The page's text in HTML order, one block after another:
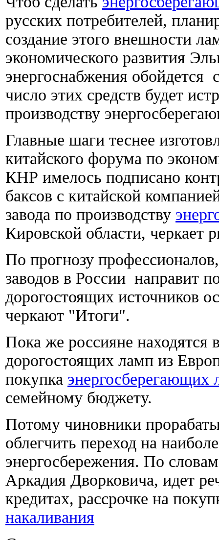
русских потребителей,
создание этого внешности
экономического развития
энергоснабжения обойдется
число этих средств будет
производству
Главные шаги теснее
китайского форума по
КНР имелось подписано
баксов с китайской
завода по производству
Кировской области, черкает
По прогнозу
заводов в России направит
дорогостоящих источников
черкают "Итоги".
Пока же россияне находятся
дорогостоящих ламп из
покупка энергосберегающих
семейному бюджету.
Потому чиновники
облегчить переход на
энергосбережения. По
Аркадия Дворковича, идет
кредитах, рассрочке на
накаливания